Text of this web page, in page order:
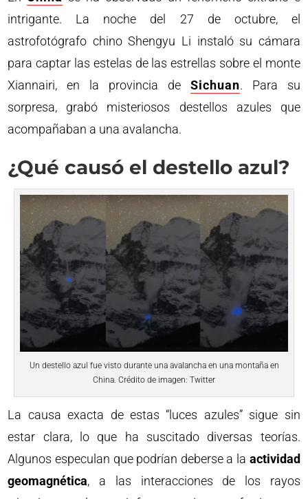
intrigante. La noche del 27 de octubre, el
astrofotógrafo chino Shengyu Li instaló su cámara
para captar las estelas de las estrellas sobre el monte
Xiannairi, en la provincia de Sichuan. Para su
sorpresa, grabó misteriosos destellos azules que
acompañaban a una avalancha.
¿Qué causó el destello azul?
Un destello azul fue visto durante una avalancha en una montaña en
China. Crédito de imagen: Twitter
La causa exacta de estas “luces azules” sigue sin
estar clara, lo que ha suscitado diversas teorías.
Algunos especulan que podrían deberse a la actividad
geomagnética, a las interacciones de los rayos